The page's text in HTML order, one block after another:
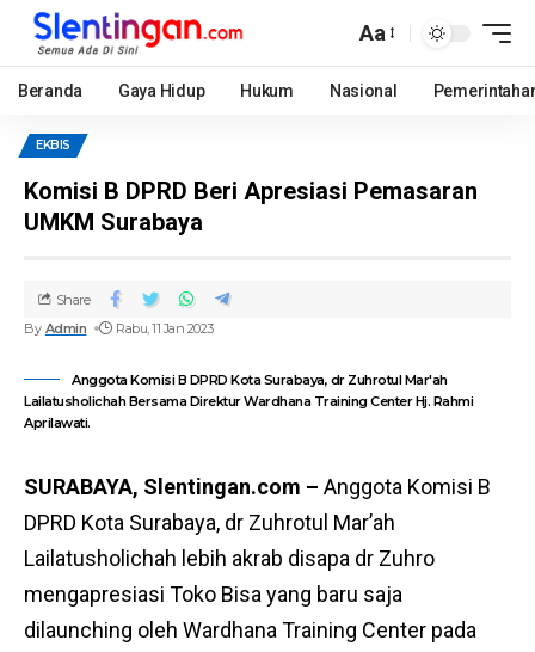
Aa
Beranda Gaya Hidup Hukum Nasional
EKBIS
Komisi B DPRD Beri Apresiasi Pemasaran
UMKM Surabaya
By Admin Rabu, 11 Jan 2023
Share
Anggota Komisi B DPRD Kota Surabaya, dr Zuhrotul Mar'ah
Lailatusholichah Bersama Direktur Wardhana Training Center Hj. Rahmi
Aprilawati.
SURABAYA, Slentingan.com – Anggota Komisi B
DPRD Kota Surabaya, dr Zuhrotul Mar’ah
Lailatusholichah lebih akrab disapa dr Zuhro
mengapresiasi Toko Bisa yang baru saja
dilaunching oleh Wardhana Training Center pada